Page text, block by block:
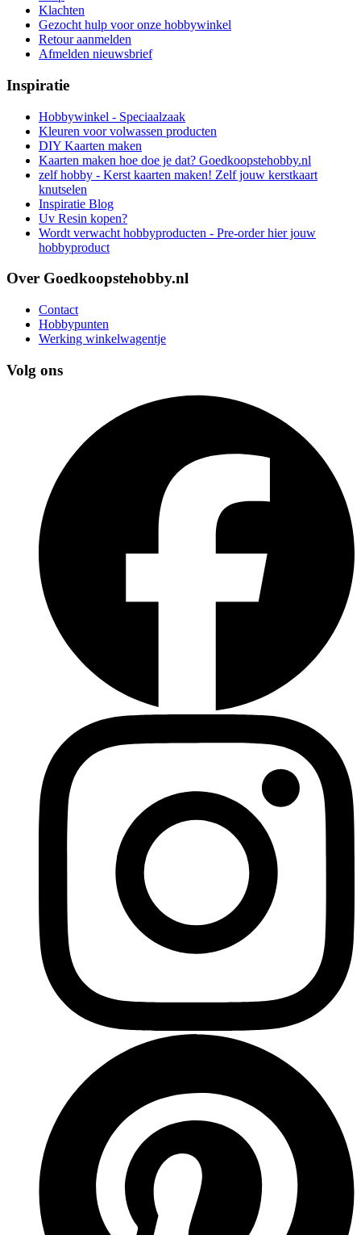
Klachten
Gezocht hulp voor onze hobbywinkel
Retour aanmelden
Afmelden nieuwsbrief
Inspiratie
Hobbywinkel - Speciaalzaak
Kleuren voor volwassen producten
DIY Kaarten maken
Kaarten maken hoe doe je dat? Goedkoopstehobby.nl
zelf hobby - Kerst kaarten maken! Zelf jouw kerstkaart
knutselen
Inspiratie Blog
Uv Resin kopen?
Wordt verwacht hobbyproducten - Pre-order hier jouw
hobbyproduct
Over Goedkoopstehobby.nl
Contact
Hobbypunten
Werking winkelwagentje
Volg ons